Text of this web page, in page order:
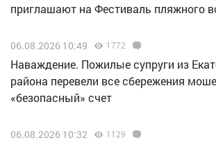
приглашают на Фестиваль пляжного
06.08.2026 10:49 1772
Наваждение. Пожилые супруги из
района перевели все сбережения
«безопасный» счет
06.08.2026 10:32 1129